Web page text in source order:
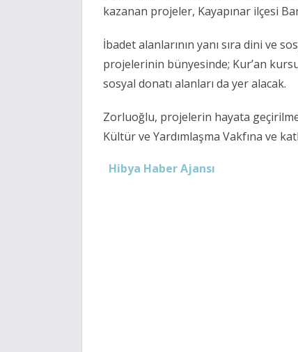
kazanan projeler, Kayapınar ilçesi
İbadet alanlarının yanı sıra dini ve
projelerinin bünyesinde; Kur’an
sosyal donatı alanları da yer alacak.
Zorluoğlu, projelerin hayata
Kültür ve Yardımlaşma Vakfına ve
Hibya Haber Ajansı